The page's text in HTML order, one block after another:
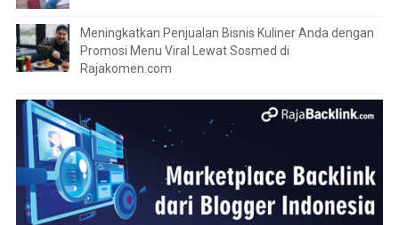
Meningkatkan Penjualan Bisnis Kuliner Anda dengan
Promosi Menu Viral Lewat Sosmed di
Rajakomen.com